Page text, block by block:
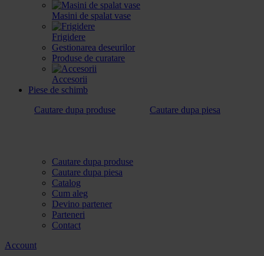
Masini de spalat vase
Frigidere
Gestionarea deseurilor
Produse de curatare
Accesorii
Piese de schimb
Cautare dupa produse
Cautare dupa piesa
Cautare dupa produse
Cautare dupa piesa
Catalog
Cum aleg
Devino partener
Parteneri
Contact
Account